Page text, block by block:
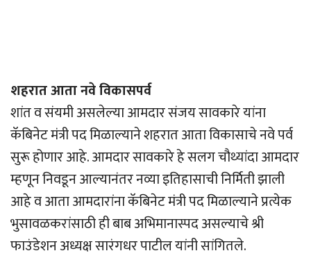
शहरात आता नवे विकासपर्व
शांत व संयमी असलेल्या आमदार संजय सावकारे यांना
कॅबिनेट मंत्री पद मिळाल्याने शहरात आता विकासाचे नवे पर्व
सुरू होणार आहे. आमदार सावकारे हे सलग चौथ्यांदा आमदार
म्हणून निवडून आल्यानंतर नव्या इतिहासाची निर्मिती झाली
आहे व आता आमदारांना कॅबिनेट मंत्री पद मिळाल्याने प्रत्येक
भुसावळकरांसाठी ही बाब अभिमानास्पद असल्याचे श्री
फाउंडेशन अध्यक्ष सारंगधर पाटील यांनी सांगितले.